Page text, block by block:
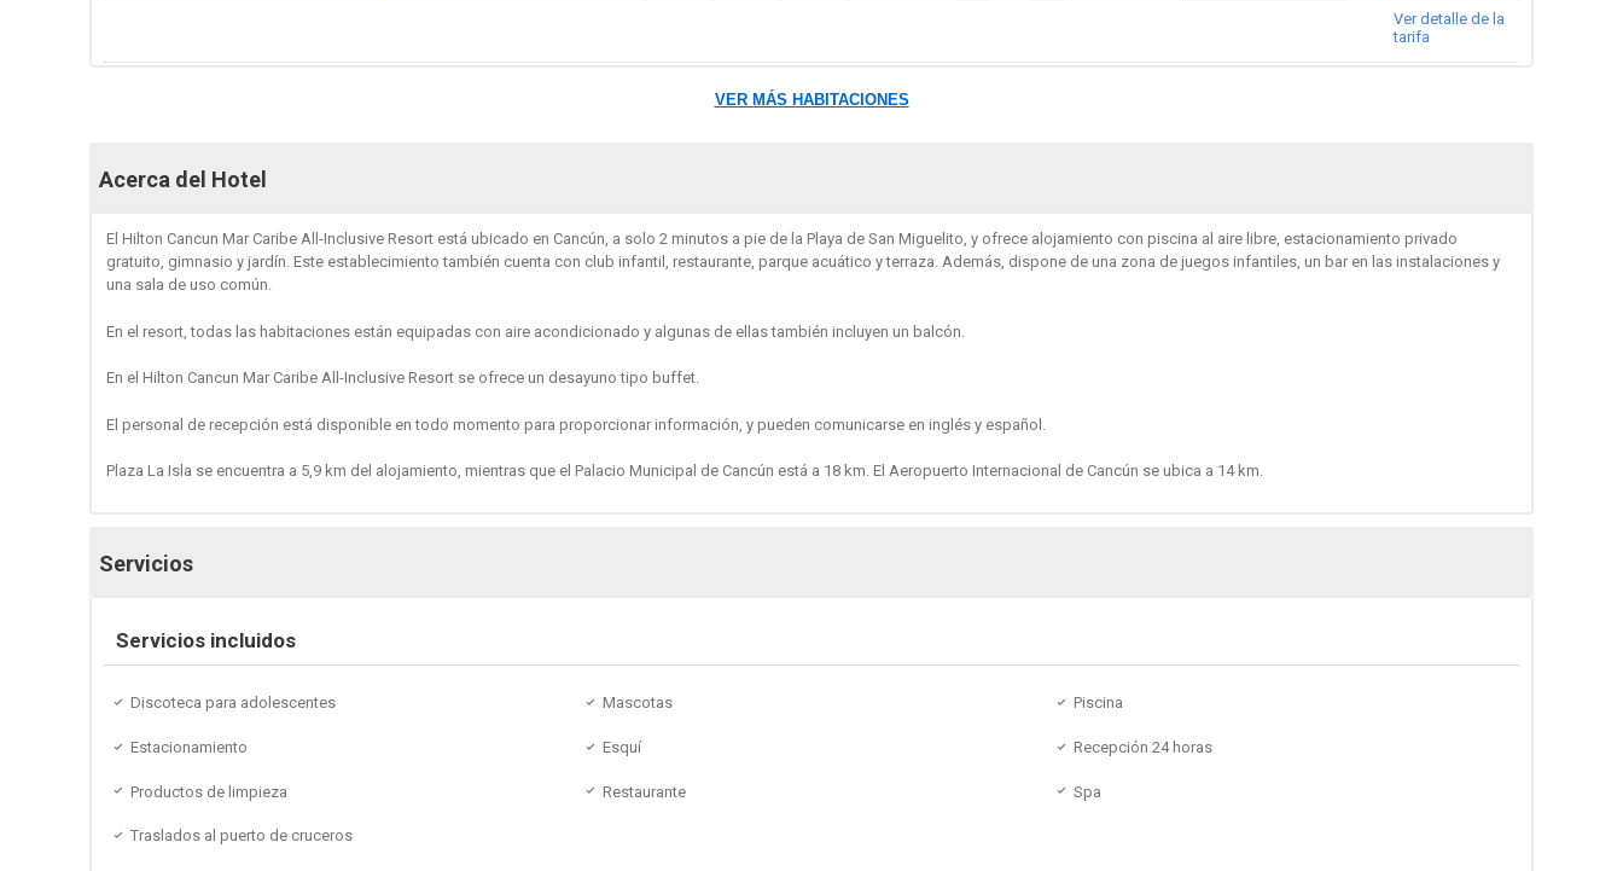
Ver detalle de la
tarifa
VER MÁS HABITACIONES
Acerca del Hotel
El Hilton Cancun Mar Caribe All-Inclusive Resort está ubicado en Cancún, a solo 2 minutos a pie de la Playa de San Miguelito, y ofrece alojamiento con piscina al aire libre, estacionamiento privado
gratuito, gimnasio y jardín. Este establecimiento también cuenta con club infantil, restaurante, parque acuático y terraza. Además, dispone de una zona de juegos infantiles, un bar en las instalaciones y
una sala de uso común.
En el resort, todas las habitaciones están equipadas con aire acondicionado y algunas de ellas también incluyen un balcón.
En el Hilton Cancun Mar Caribe All-Inclusive Resort se ofrece un desayuno tipo buffet.
El personal de recepción está disponible en todo momento para proporcionar información, y pueden comunicarse en inglés y español.
Plaza La Isla se encuentra a 5,9 km del alojamiento, mientras que el Palacio Municipal de Cancún está a 18 km. El Aeropuerto Internacional de Cancún se ubica a 14 km.
Servicios
Servicios incluidos
Discoteca para adolescentes Mascotas Piscina
Estacionamiento Esquí Recepción 24 horas
Productos de limpieza Restaurante Spa
Traslados al puerto de cruceros